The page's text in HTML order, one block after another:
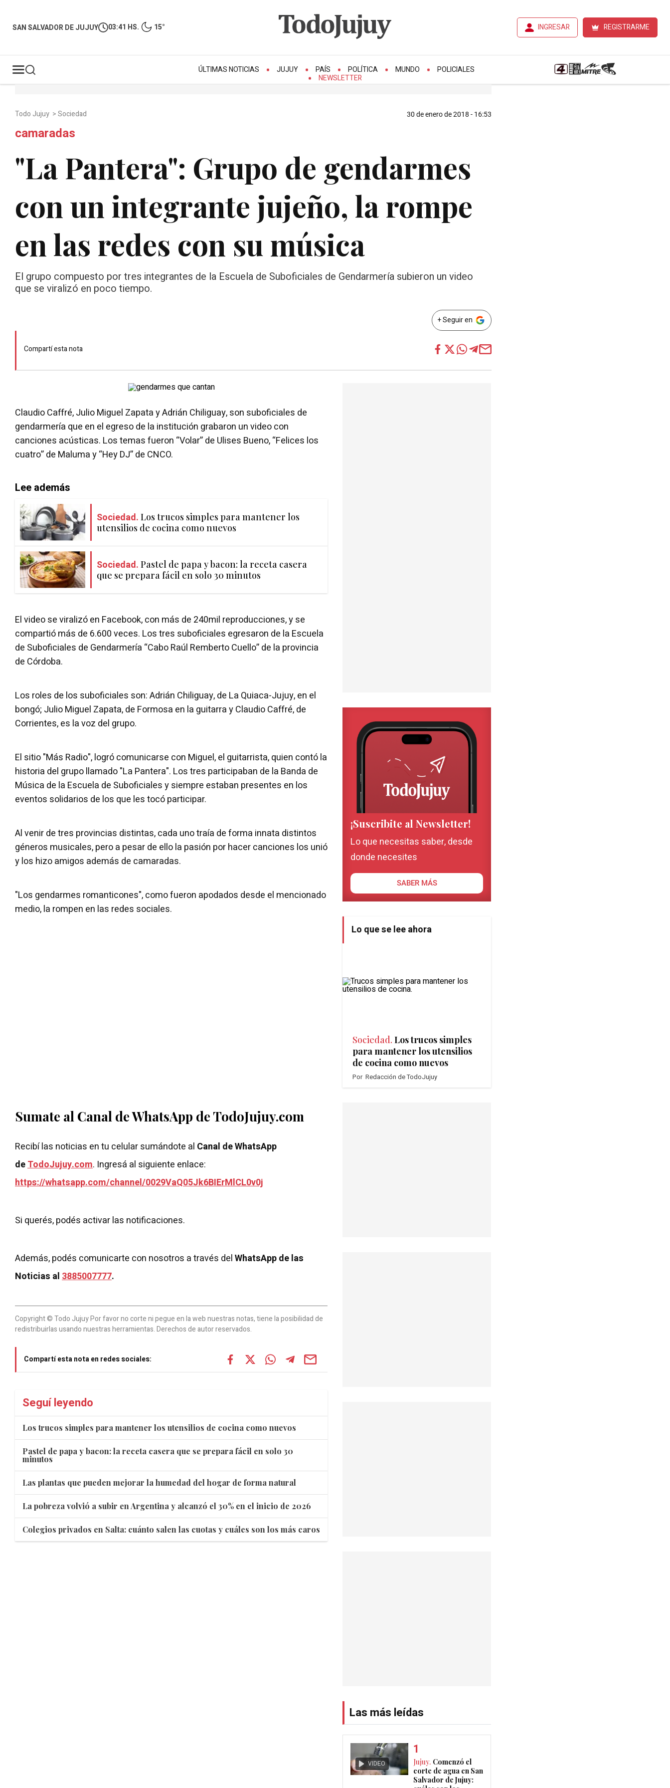
SAN SALVADOR DE JUJUY 03:41 HS. 15° INGRESAR REGISTRARME
ÚLTIMAS NOTICIAS JUJUY PAÍS POLÍTICA MUNDO
POLICIALES
NEWSLETTER
Todo Jujuy >Sociedad 30 de enero de 2018 - 16:53
camaradas
"La Pantera": Grupo de gendarmes
con un integrante jujeño, la rompe
en las redes con su música
El grupo compuesto por tres integrantes de la Escuela de Suboficiales de Gendarmería subieron un video
que se viralizó en poco tiempo.
+ Seguir en
Compartí esta nota
Claudio Caffré, Julio Miguel Zapata y Adrián Chiliguay, son suboficiales de
gendarmería que en el egreso de la institución grabaron un video con
canciones acústicas. Los temas fueron “Volar” de Ulises Bueno, “Felices los
cuatro” de Maluma y “Hey DJ” de CNCO.
Lee además
Sociedad. Los trucos simples para mantener los
utensilios de cocina como nuevos
Sociedad. Pastel de papa y bacon: la receta casera
que se prepara fácil en solo 30 minutos
El video se viralizó en Facebook, con más de 240mil reproducciones, y se
compartió más de 6.600 veces. Los tres suboficiales egresaron de la Escuela
de Suboficiales de Gendarmería “Cabo Raúl Remberto Cuello” de la provincia
de Córdoba.
Los roles de los suboficiales son: Adrián Chiliguay, de La Quiaca-Jujuy, en el
bongó; Julio Miguel Zapata, de Formosa en la guitarra y Claudio Caffré, de
Corrientes, es la voz del grupo.
El sitio "Más Radio", logró comunicarse con Miguel, el guitarrista, quien contó la
historia del grupo llamado "La Pantera". Los tres participaban de la Banda de
Música de la Escuela de Suboficiales y siempre estaban presentes en los
eventos solidarios de los que les tocó participar.
Al venir de tres provincias distintas, cada uno traía de forma innata distintos
géneros musicales, pero a pesar de ello la pasión por hacer canciones los unió
y los hizo amigos además de camaradas.
"Los gendarmes romanticones", como fueron apodados desde el mencionado
medio, la rompen en las redes sociales.
Sumate al Canal de WhatsApp de TodoJujuy.com
Recibí las noticias en tu celular sumándote al Canal de WhatsApp
deTodoJujuy.com. Ingresá al siguiente enlace:
https://whatsapp.com/channel/0029VaQ05Jk6BIErMlCL0v0j
Si querés, podés activar las notificaciones.
Además, podés comunicarte con nosotros a través delWhatsApp de las
Noticias al3885007777.
Copyright © Todo Jujuy Por favor no corte ni pegue en la web nuestras notas, tiene la posibilidad de
redistribuirlas usando nuestras herramientas. Derechos de autor reservados.
Compartí esta nota en redes sociales:
Seguí leyendo
Los trucos simples para mantener los utensilios de cocina como nuevos
Pastel de papa y bacon: la receta casera que se prepara fácil en solo 30
minutos
Las plantas que pueden mejorar la humedad del hogar de forma natural
La pobreza volvió a subir en Argentina y alcanzó el 30% en el inicio de 2026
Colegios privados en Salta: cuánto salen las cuotas y cuáles son los más caros
¡Suscribite al Newsletter!
Lo que necesitas saber, desde
donde necesites
SABER MÁS
Lo que se lee ahora
Sociedad. Los trucos simples
para mantener los utensilios
de cocina como nuevos
Por Redacción de TodoJujuy
Las más leídas
VIDEO Jujuy. Comenzó el
corte de agua en San
Salvador de Jujuy: